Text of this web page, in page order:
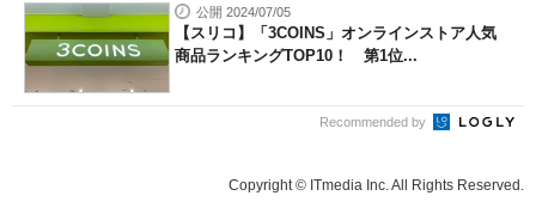
公開 2024/07/05
【スリコ】「3COINS」オンラインストア人気
商品ランキングTOP10！ 第1位...
Recommended by
Copyright © ITmedia Inc. All Rights Reserved.